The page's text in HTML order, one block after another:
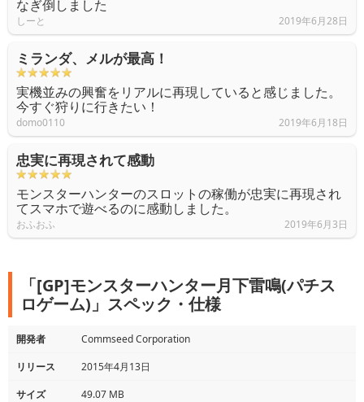
なぎ倒しました
しーと 2019年6月28日
ミランダ、メルが最高！
実機並みの興奮をリアルに再現していると感じました。
今すぐ狩りに行きたい！
domo0110 2019年6月18日
忠実に再現されて感動
モンスターハンターのスロットの稼働が忠実に再現され
てスマホで遊べるのに感動しました。
おふおふ 2019年6月3日
「[GP]モンスターハンター月下雷鳴(パチス
ロゲーム)」スペック・仕様
開発者
Commseed Corporation
リリース
2015年4月13日
サイズ
49.07 MB